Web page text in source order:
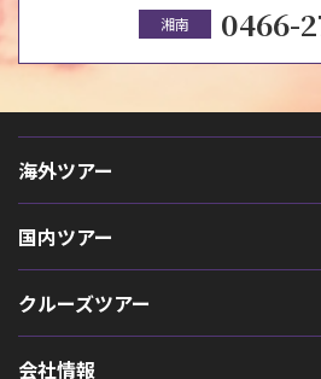
湘南 0466-
海外ツアー
国内ツアー
クルーズツアー
会社情報